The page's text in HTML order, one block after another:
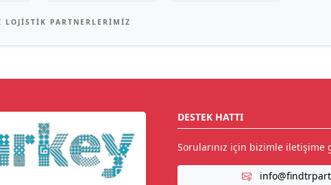
LOJISTIK PARTNERLERIMIZ
DESTEK HATTI
Sorularınız için bizimle iletişime